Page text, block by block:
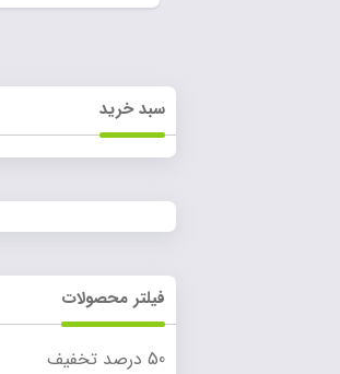
سبد خرید
فیلتر محصولات
50 درصد تخفیف